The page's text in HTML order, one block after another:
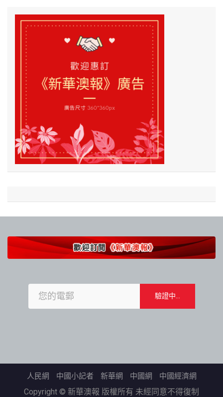
人民網 中國小記者 新華網 中國網 中國經濟網
Copyright © 新華澳報 版權所有 未經同意不得復制